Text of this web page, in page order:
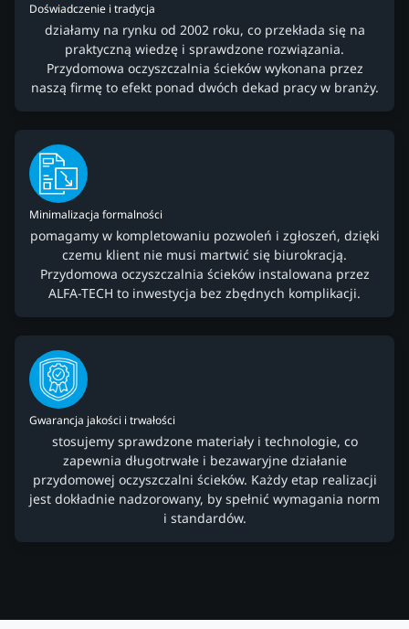
Doświadczenie i tradycja
działamy na rynku od 2002 roku, co przekłada się na
praktyczną wiedzę i sprawdzone rozwiązania.
Przydomowa oczyszczalnia ścieków wykonana przez
naszą firmę to efekt ponad dwóch dekad pracy w branży.
Minimalizacja formalności
pomagamy w kompletowaniu pozwoleń i zgłoszeń, dzięki
czemu klient nie musi martwić się biurokracją.
Przydomowa oczyszczalnia ścieków instalowana przez
ALFA-TECH to inwestycja bez zbędnych komplikacji.
Gwarancja jakości i trwałości
stosujemy sprawdzone materiały i technologie, co
zapewnia długotrwałe i bezawaryjne działanie
przydomowej oczyszczalni ścieków. Każdy etap realizacji
jest dokładnie nadzorowany, by spełnić wymagania norm
i standardów.